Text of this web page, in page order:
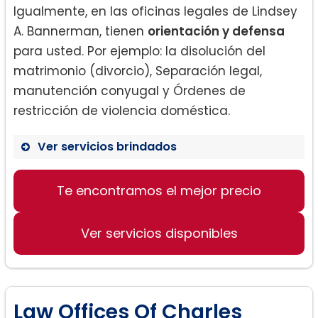
Igualmente, en las oficinas legales de Lindsey
A. Bannerman, tienen orientación y defensa
para usted. Por ejemplo: la disolución del
matrimonio (divorcio), Separación legal,
manutención conyugal y Órdenes de
restricción de violencia doméstica.
Ver servicios brindados
Divorcio:
Te encontramos el mejor precio
Ver servicios disponibles
Law Offices Of Charles